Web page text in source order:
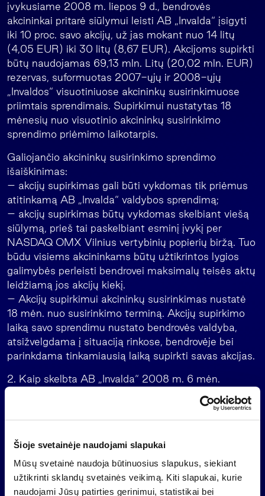
Šioje svetainėje naudojami slapukai
Mūsų svetainė naudoja būtinuosius slapukus, siekiant
užtikrinti sklandų svetainės veikimą. Kiti slapukai, kurie
naudojami Jūsų patirties gerinimui, statistikai bei
įvykusiame 2008 m. liepos 9 d., bendrovės
akcininkai pritarė siūlymui leisti AB „Invalda“ įsigyti
iki 10 proc. savo akcijų, už jas mokant nuo 14 litų
(4,05 EUR) iki 30 litų (8,67 EUR). Akcijoms supirkti
būtų naudojamas 69,13 mln. Litų (20,02 mln. EUR)
rezervas, suformuotas 2007-ųjų ir 2008-ųjų
„Invaldos“ visuotiniuose akcininkų susirinkimuose
priimtais sprendimais. Supirkimui nustatytas 18
mėnesių nuo visuotinio akcininkų susirinkimo
sprendimo priėmimo laikotarpis.
Galiojančio akcininkų susirinkimo sprendimo
išaiškinimas:
– akcijų supirkimas gali būti vykdomas tik priėmus
atitinkamą AB „Invalda“ valdybos sprendimą;
– akcijų supirkimas būtų vykdomas skelbiant viešą
siūlymą, prieš tai paskelbiant esminį įvykį per
NASDAQ OMX Vilnius vertybinių popierių biržą. Tuo
būdu visiems akcininkams būtų užtikrintos lygios
galimybės perleisti bendrovei maksimalų teisės aktų
leidžiamą jos akcijų kiekį.
– Akcijų supirkimui akcininkų susirinkimas nustatė
18 mėn. nuo susirinkimo terminą. Akcijų supirkimo
laiką savo sprendimu nustato bendrovės valdyba,
atsižvelgdama į situaciją rinkose, bendrovėje bei
parinkdama tinkamiausią laiką supirkti savas akcijas.
2. Kaip skelbta AB „Invalda“ 2008 m. 6 mėn.
tarpiniame konsoliduotame pranešime (14 str.
„Emitento ir įmonių grupės veiklos planai ir
prognozės“), AB „Invalda“ įmonių grupė 2008 m.
konsoliduoto grynojo pelno, iš jo bendrovės
akcininkams tektų 121,8 mln. Lt (35,28 mln. EUR).
2008 m. antrą pusmetį, įvertinus AB „Invalda“
investicinės veiklos įtaką grupės rezultatui bei